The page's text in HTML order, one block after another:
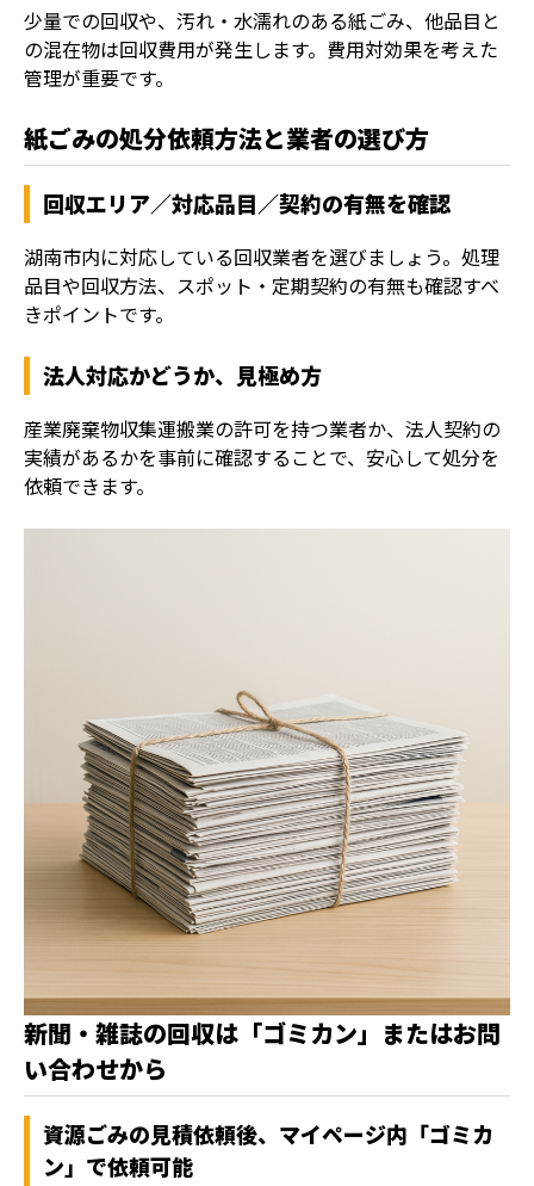
少量での回収や、汚れ・水濡れのある紙ごみ、他品目と
の混在物は回収費用が発生します。費用対効果を考えた
管理が重要です。
紙ごみの処分依頼方法と業者の選び方
回収エリア／対応品目／契約の有無を確認
湖南市内に対応している回収業者を選びましょう。処理
品目や回収方法、スポット・定期契約の有無も確認すべ
きポイントです。
法人対応かどうか、見極め方
産業廃棄物収集運搬業の許可を持つ業者か、法人契約の
実績があるかを事前に確認することで、安心して処分を
依頼できます。
新聞・雑誌の回収は「ゴミカン」またはお問
い合わせから
資源ごみの見積依頼後、マイページ内「ゴミカ
ン」で依頼可能